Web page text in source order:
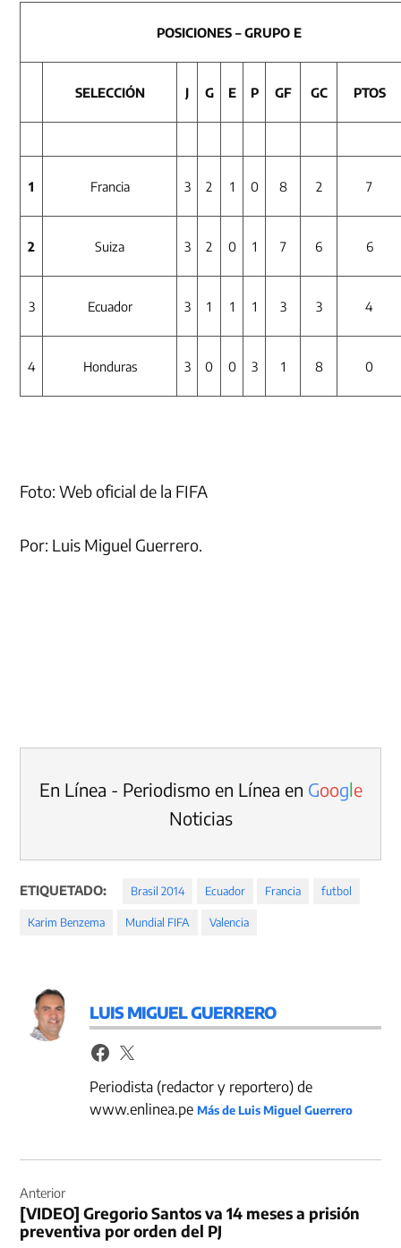
POSICIONES – GRUPO E
SELECCIÓN J G E P GF GC PTOS
1 Francia 3 2 1 0 8 2 7
2 Suiza 3 2 0 1 7 6 6
3 Ecuador 3 1 1 1 3 3 4
4 Honduras 3 0 0 3 1 8 0
Foto: Web oficial de la FIFA
Por: Luis Miguel Guerrero.
En Línea - Periodismo en Línea en Google
Noticias
ETIQUETADO: Brasil 2014 Ecuador Francia futbol
Karim Benzema Mundial FIFA Valencia
LUIS MIGUEL GUERRERO
Periodista (redactor y reportero) de
www.enlinea.peMás de Luis Miguel Guerrero
de
entradas
Anterior
[VIDEO] Gregorio Santos va 14 meses a prisión
preventiva por orden del PJ